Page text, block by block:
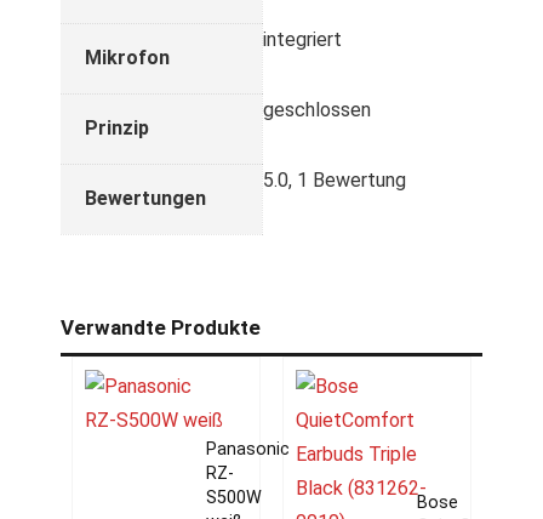
Mikrofon
integriert
Prinzip
geschlossen
Bewertungen
5.0, 1 Bewertung
Verwandte Produkte
Panasonic
RZ-
S500W
Bose